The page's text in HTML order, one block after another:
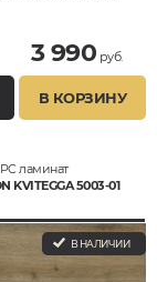
3 990 руб.
В КОРЗИНУ
ламинат
KVITEGGA 5003-01
В НАЛИЧИИ